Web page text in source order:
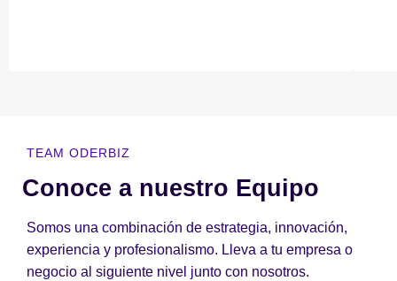
TEAM ODERBIZ
Conoce a nuestro Equipo
Somos una combinación de estrategia, innovación,
experiencia y profesionalismo. Lleva a tu empresa o
negocio al siguiente nivel junto con nosotros.